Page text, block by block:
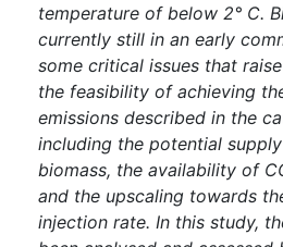
temperature of below 2° C.
currently still in an early
some critical issues that
the feasibility of achieving
emissions described in the
including the potential
biomass, the availability of
and the upscaling towards
injection rate. In this study,